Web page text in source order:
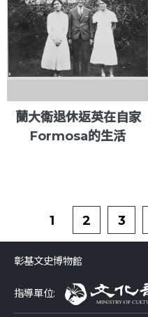
蘭大衛退休返英在自家
Formosa的生活
1 2 3
彰基文史博物館
指導單位: